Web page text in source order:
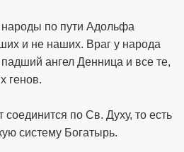
по пути Адольфа
и не наших. Враг у народа
ангел Денница и все те,
генов.
по Св. Духу, то есть
систему Богатырь.